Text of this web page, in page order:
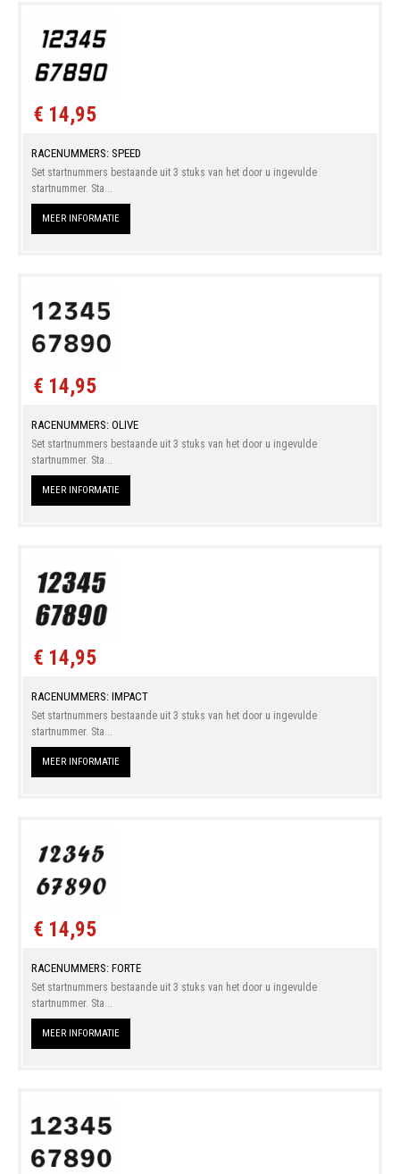
€ 14,95
RACENUMMERS: SPEED
Set startnummers bestaande uit 3 stuks van het door u ingevulde
startnummer. Sta...
MEER INFORMATIE
€ 14,95
RACENUMMERS: OLIVE
Set startnummers bestaande uit 3 stuks van het door u ingevulde
startnummer. Sta...
MEER INFORMATIE
€ 14,95
RACENUMMERS: IMPACT
Set startnummers bestaande uit 3 stuks van het door u ingevulde
startnummer. Sta...
MEER INFORMATIE
€ 14,95
RACENUMMERS: FORTE
Set startnummers bestaande uit 3 stuks van het door u ingevulde
startnummer. Sta...
MEER INFORMATIE